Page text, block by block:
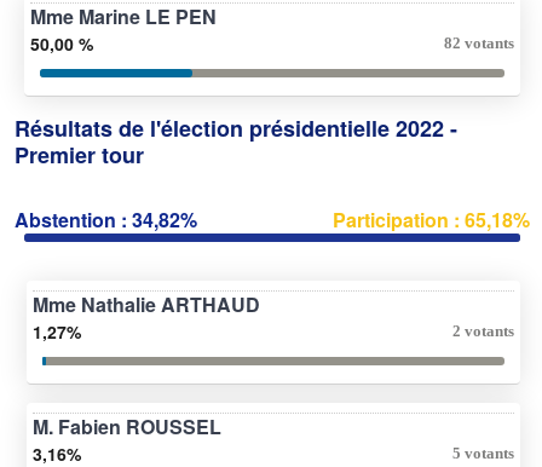
Mme Marine LE PEN
50,00 % 82 votants
Résultats de l'élection présidentielle 2022 -
Premier tour
Abstention : 34,82% Participation : 65,18%
Mme Nathalie ARTHAUD
1,27% 2 votants
M. Fabien ROUSSEL
3,16% 5 votants